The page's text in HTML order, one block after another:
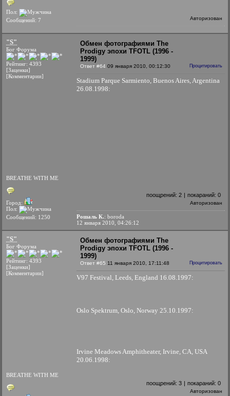
Пол:
Сообщений: 7
Авторизован
"S"
Бог Форума
Рейтинг: 4393
[Заценки]
[Комментарии]
BREATHE WITH ME
Город:
Пол:
Сообщений: 1250
Обмен фотографиями The
Prodigy эпохи TFOTL (1996 -
1999)
Ответ #64 09 января 2010, 00:12:30 Процитировать
Stadium Parque Sarmiento, Buenos Aires, Argentina
26.08.1998:
поощрений: 2 | покараний: 0
Авторизован
Рошаль К.: boroda
12 января 2010, 04:26:12
"S"
Бог Форума
Рейтинг: 4393
[Заценки]
[Комментарии]
BREATHE WITH ME
Обмен фотографиями The
Prodigy эпохи TFOTL (1996 -
1999)
Ответ #65 11 января 2010, 17:11:48 Процитировать
V97 Festival, Leeds, England 16.08.1997:
Oslo Spektrum, Oslo, Norway 25.10.1997:
Irvine Meadows Amphitheater, Irvine, CA, USA
20.06.1998:
поощрений: 3 | покараний: 0
Авторизован